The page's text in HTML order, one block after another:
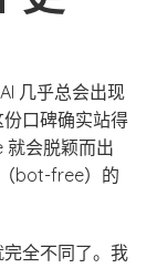
几乎总会出现
口碑确实站得
就会脱颖而出
bot-free）的
全不同了。我